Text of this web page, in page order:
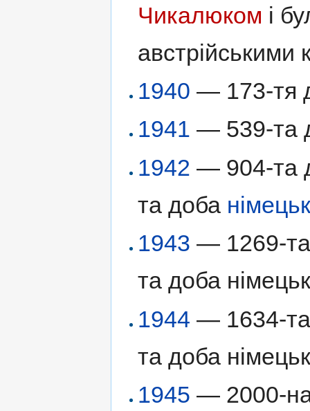
Чикалюком і
австрійськими
1940 — 173-тя
1941 — 539-та
1942 — 904-та
та доба
1943 — 1269-та
та доба
1944 — 1634-та
та доба
1945 — 2000-на